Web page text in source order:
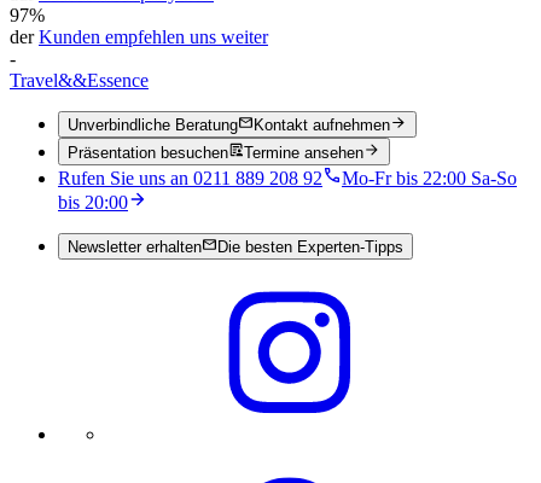
97%
derKunden empfehlen uns weiter
-
Travel&&Essence
Unverbindliche Beratung
Kontakt aufnehmen
Präsentation besuchen
Termine ansehen
Rufen Sie uns an 0211 889 208 92
Mo-Fr bis 22:00 Sa-So
bis 20:00
Newsletter erhalten Die besten Experten-Tipps